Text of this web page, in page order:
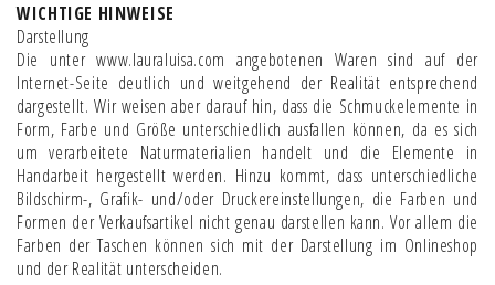
WICHTIGE HINWEISE
Darstellung
Die unter www.lauraluisa.com angebotenen Waren sind auf der
Internet-Seite deutlich und weitgehend der Realität entsprechend
dargestellt. Wir weisen aber darauf hin, dass die Schmuckelemente in
Form, Farbe und Größe unterschiedlich ausfallen können, da es sich
um verarbeitete Naturmaterialien handelt und die Elemente in
Handarbeit hergestellt werden. Hinzu kommt, dass unterschiedliche
Bildschirm-, Grafik- und/oder Druckereinstellungen, die Farben und
Formen der Verkaufsartikel nicht genau darstellen kann. Vor allem die
Farben der Taschen können sich mit der Darstellung im Onlineshop
und der Realität unterscheiden.